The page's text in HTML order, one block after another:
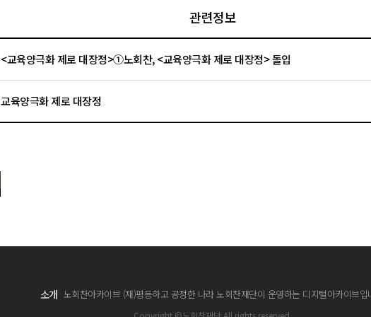
관련정보
<교육양극화 제로 대장정>①노회찬, <교육양극화 제로 대장정> 돌입
교육양극화 제로 대장정
소개 노회찬아카이브 (재)평등하고 공정한 나라 노회찬재단이 운영하는 디지털아카이브입